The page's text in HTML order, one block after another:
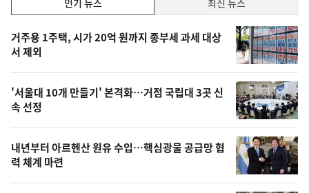
기,
최
신,
오
늘
의
영
상
인
기
뉴
스
거주용 1주택, 시가 20억 원까지 종부세 과세 대상
서 제외
'서울대 10개 만들기' 본격화…거점 국립대 3곳 신
속 선정
내년부터 아르헨산 원유 수입…핵심광물 공급망 협
력 체계 마련